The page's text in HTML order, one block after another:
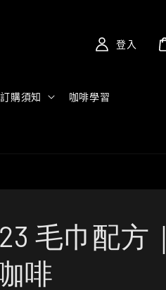
訂購須知 咖啡學習
登入
毛巾配方｜
啡